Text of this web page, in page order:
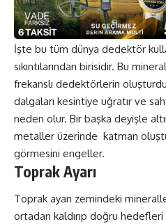
İşte bu tüm dünya dedektör
sıkıntılarından birisidir. Bu
frekanslı dedektörlerin
dalgaları kesintiye uğratır ve
neden olur. Bir başka deyişle
metaller üzerinde katman
görmesini engeller.
Toprak Ayarı
Toprak ayarı zemindeki
ortadan kaldırıp doğru